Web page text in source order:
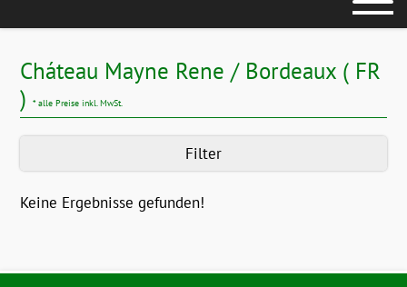
Cháteau Mayne Rene / Bordeaux ( FR
)
* alle Preise inkl. MwSt.
Filter
Keine Ergebnisse gefunden!